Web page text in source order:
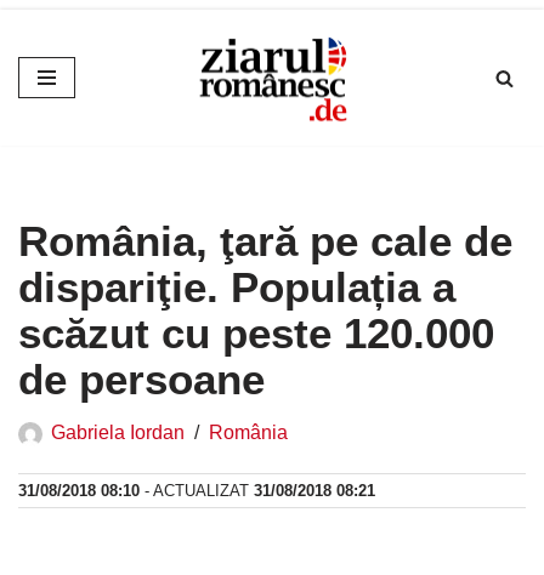
Sari
la
România, ţară pe cale de
dispariţie. Populația a
scăzut cu peste 120.000
de persoane
Gabriela Iordan România
31/08/2018 08:10 - ACTUALIZAT 31/08/2018 08:21